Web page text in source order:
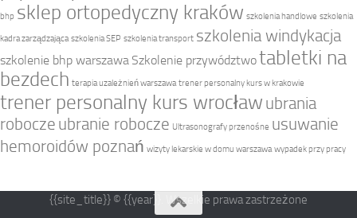
bhp sklep ortopedyczny kraków szkolenia handlowe szkolenia
kadra zarządzająca szkolenia SEP szkolenia transport szkolenia windykacja
szkolenie bhp warszawa Szkolenie przywództwotabletki na
bezdech terapia uzależnień warszawa trener personalny kurs w krakowie
trener personalny kurs wrocław ubrania
robocze ubranie robocze Ultrasonografy przenośne usuwanie
hemoroidów poznań wizyty lekarskie w domu warszawa wypadek przy pracy
{{site_title}} © {{year}}. Wszelkie prawa zastrzeżone